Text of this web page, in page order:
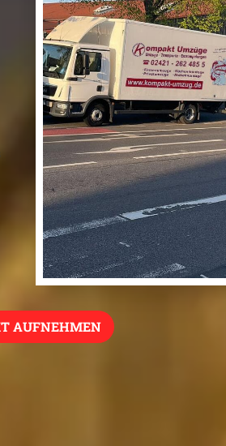
AUFNEHMEN